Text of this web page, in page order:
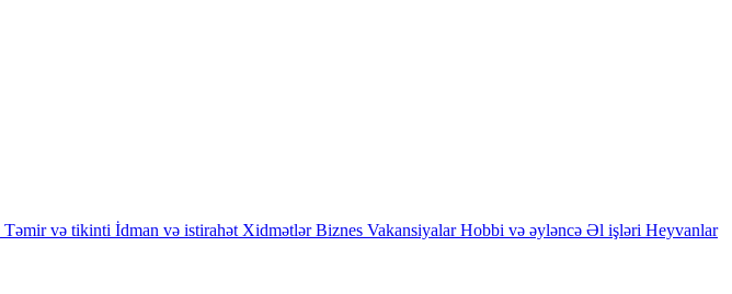
Təmir və tikinti İdman və istirahət Xidmətlər Biznes Vakansiyalar Hobbi və əyləncə Əl işləri Heyvanlar